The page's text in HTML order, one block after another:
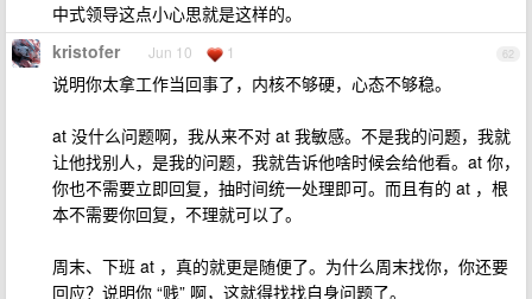
中式领导这点小心思就是这样的。
62
kristofer Jun 10 1
说明你太拿工作当回事了，内核不够硬，心态不够稳。
at 没什么问题啊，我从来不对 at 我敏感。不是我的问题，我就
让他找别人，是我的问题，我就告诉他啥时候会给他看。at 你，
你也不需要立即回复，抽时间统一处理即可。而且有的 at ，根
本不需要你回复，不理就可以了。
周末、下班 at ，真的就更是随便了。为什么周末找你，你还要
回应？说明你 “贱” 啊，这就得找找自身问题了。